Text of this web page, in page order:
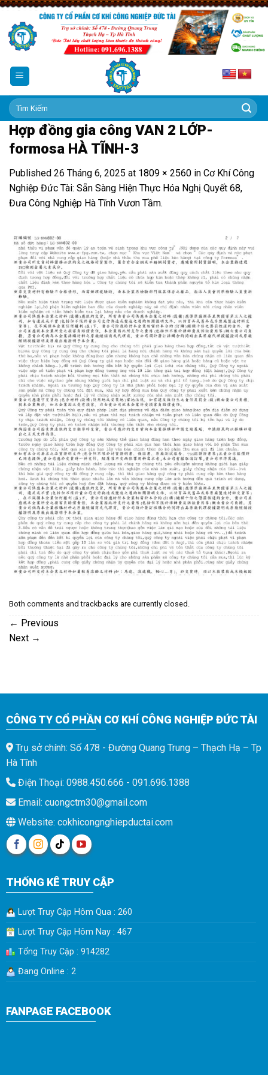
Skip
content
Tìm
kiếm:
Hợp đồng gia công VAN 2 LỚP-
formosa HÀ TĨNH-3
Published 26 Tháng 6, 2025 at 1809 × 2560 in Cơ Khí Công
Nghiệp Đức Tài: Sẵn Sàng Hiện Thực Hóa Nghị Quyết 68,
Đưa Công Nghiệp Hà Tĩnh Vươn Tầm.
Both comments and trackbacks are currently closed.
← Previous
Next →
CÔNG TY CỔ PHẦN CƠ KHÍ CÔNG NGHIỆP ĐỨC TÀI
Trụ sở chính: Số 478 - Đường Quang Trung – Thạch Hạ – Tp
Hà Tĩnh
Điện Thoại: 0988.450.666 - 091.696.1388
Email: cuongctm30@gmail.com
Website: cokhicongnghiepductai.com
THỐNG KÊ TRUY CẬP
Lượt Truy Cập Hôm Qua : 260
Lượt Truy Cập Hôm Nay : 467
Tổng Truy Cập : 914282
Đang Online : 2
FANPAGE FACEBOOK